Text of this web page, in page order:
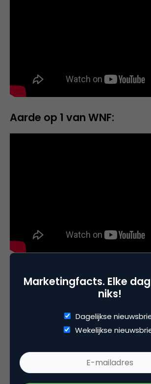
Aarde op 1 van WNF:
Snackbar van Jumbo:
Marketingfacts. Elke
niks!
Dagelijkse
Wekelijkse